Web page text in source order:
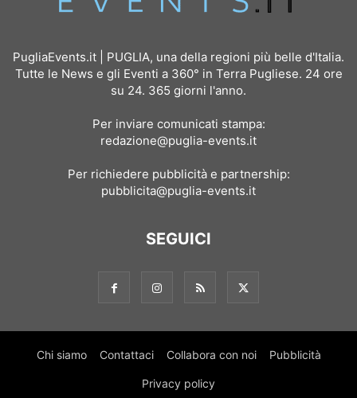
PugliaEvents.it | PUGLIA, una della regioni più belle d'Italia.
Tutte le News e gli Eventi a 360° in Terra Pugliese. 24 ore
su 24. 365 giorni l'anno.
Per inviare comunicati stampa:
redazione@puglia-events.it
Per richiedere pubblicità e partnership:
pubblicita@puglia-events.it
SEGUICI
Chi siamo Contattaci Collabora con noi Pubblicità
Privacy policy